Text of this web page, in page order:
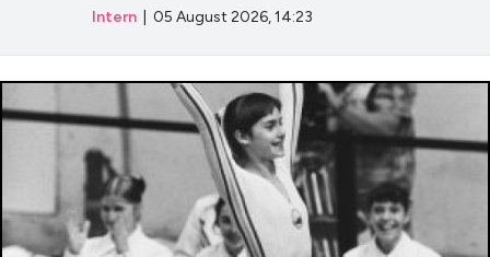
Intern | 05 August 2026, 14:23